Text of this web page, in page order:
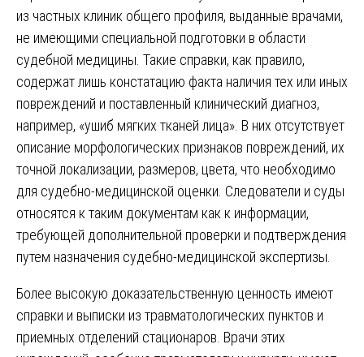
из частных клиник общего профиля, выданные врачами,
не имеющими специальной подготовки в области
судебной медицины. Такие справки, как правило,
содержат лишь констатацию факта наличия тех или иных
повреждений и поставленный клинический диагноз,
например, «ушиб мягких тканей лица». В них отсутствует
описание морфологических признаков повреждений, их
точной локализации, размеров, цвета, что необходимо
для судебно-медицинской оценки. Следователи и суды
относятся к таким документам как к информации,
требующей дополнительной проверки и подтверждения
путем назначения судебно-медицинской экспертизы.
Более высокую доказательственную ценность имеют
справки и выписки из травматологических пунктов и
приемных отделений стационаров. Врачи этих